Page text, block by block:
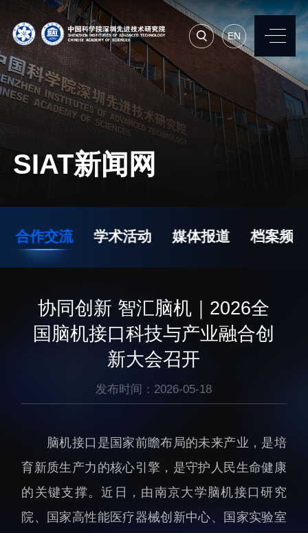
EN
常用系统 人才招聘 联系我们
机构简介
院长寄语
现任领导
统计数据
研究机构
先进集成技术研究所
生物医学与健康工程研
生物医药与技术研究所
脑认知与脑疾病研究所
合成生物学研究所
材料人工智能研究所
SIAT新闻网
合作交流 学术活动 媒体报道 档案频道
协同创新 智汇脑机｜2026全
国脑机接口科技与产业融合创
新大会召开
发布时间：2026-05-18
脑机接口是国家前瞻布局的未来产业，是培
育新质生产力的核心引擎，是守护人民生命健康
的关键支撑。近日，由南京大学脑机接口研究
院、国家高性能医疗器械创新中心、国家实验室